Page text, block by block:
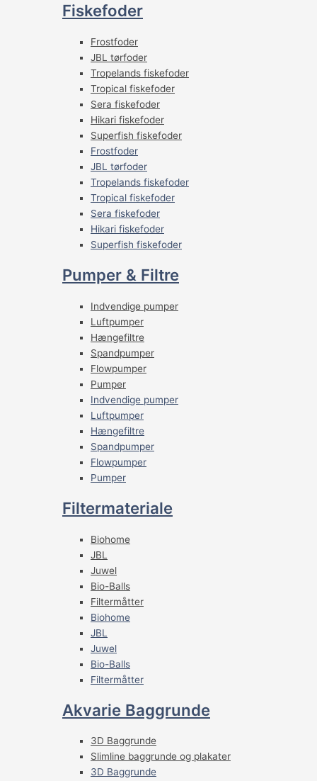
Fiskefoder
Frostfoder
JBL tørfoder
Tropelands fiskefoder
Tropical fiskefoder
Sera fiskefoder
Hikari fiskefoder
Superfish fiskefoder
Frostfoder
JBL tørfoder
Tropelands fiskefoder
Tropical fiskefoder
Sera fiskefoder
Hikari fiskefoder
Superfish fiskefoder
Pumper & Filtre
Indvendige pumper
Luftpumper
Hængefiltre
Spandpumper
Flowpumper
Pumper
Indvendige pumper
Luftpumper
Hængefiltre
Spandpumper
Flowpumper
Pumper
Filtermateriale
Biohome
JBL
Juwel
Bio-Balls
Filtermåtter
Biohome
JBL
Juwel
Bio-Balls
Filtermåtter
Akvarie Baggrunde
3D Baggrunde
Slimline baggrunde og plakater
3D Baggrunde